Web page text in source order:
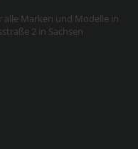
alle Marken und Modelle in
2 in Sachsen